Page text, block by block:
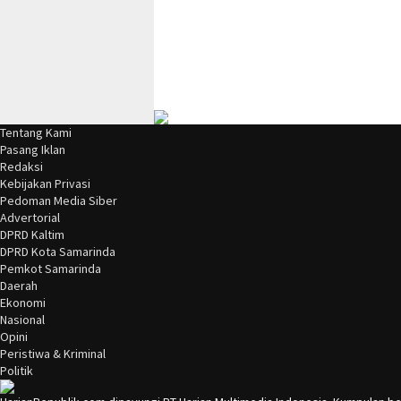
Tentang Kami
Pasang Iklan
Redaksi
Kebijakan Privasi
Pedoman Media Siber
Advertorial
DPRD Kaltim
DPRD Kota Samarinda
Pemkot Samarinda
Daerah
Ekonomi
Nasional
Opini
Peristiwa & Kriminal
Politik